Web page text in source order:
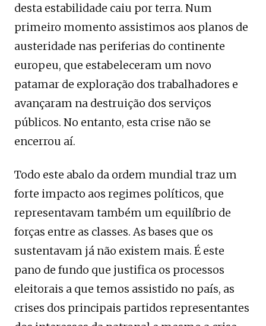
desta estabilidade caiu por terra. Num
primeiro momento assistimos aos planos de
austeridade nas periferias do continente
europeu, que estabeleceram um novo
patamar de exploração dos trabalhadores e
avançaram na destruição dos serviços
públicos. No entanto, esta crise não se
encerrou aí.
Todo este abalo da ordem mundial traz um
forte impacto aos regimes políticos, que
representavam também um equilíbrio de
forças entre as classes. As bases que os
sustentavam já não existem mais. É este
pano de fundo que justifica os processos
eleitorais a que temos assistido no país, as
crises dos principais partidos representantes